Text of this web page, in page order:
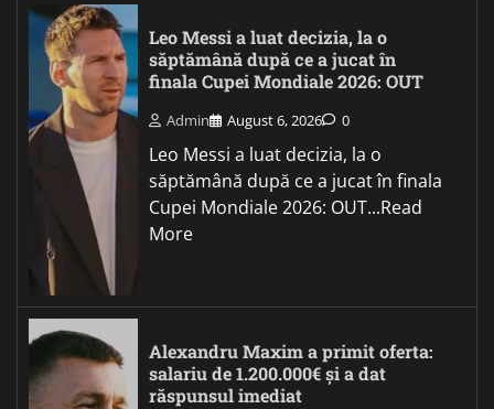
Leo Messi a luat decizia, la o
săptămână după ce a jucat în
finala Cupei Mondiale 2026: OUT
Admin August 6, 2026 0
Leo Messi a luat decizia, la o
săptămână după ce a jucat în finala
Cupei Mondiale 2026: OUT...Read
More
Alexandru Maxim a primit oferta:
salariu de 1.200.000€ și a dat
răspunsul imediat